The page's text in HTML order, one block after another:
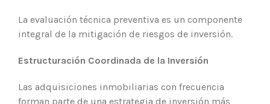
La evaluación técnica preventiva es un componente
integral de la mitigación de riesgos de inversión.
Estructuración Coordinada de la Inversión
Las adquisiciones inmobiliarias con frecuencia
forman parte de una estrategia de inversión más